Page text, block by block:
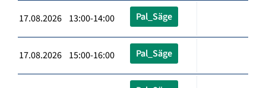
17.08.2026 13:00-14:00 Pal_Säge
17.08.2026 15:00-16:00 Pal_Säge